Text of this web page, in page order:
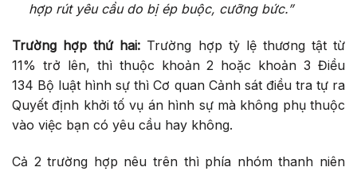
hợp rút yêu cầu do bị ép buộc, cưỡng bức.”
Trường hợp thứ hai: Trường hợp tỷ lệ thương tật từ
11% trở lên, thì thuộc khoản 2 hoặc khoản 3 Điều
134 Bộ luật hình sự thì Cơ quan Cảnh sát điều tra tự ra
Quyết định khởi tố vụ án hình sự mà không phụ thuộc
vào việc bạn có yêu cầu hay không.
Cả 2 trường hợp nêu trên thì phía nhóm thanh niên